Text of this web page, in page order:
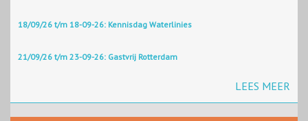
18/09/26 t/m 18-09-26: Kennisdag Waterlinies
21/09/26 t/m 23-09-26: Gastvrij Rotterdam
LEES MEER